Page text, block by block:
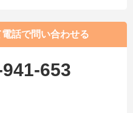
話で問い合わせる
653